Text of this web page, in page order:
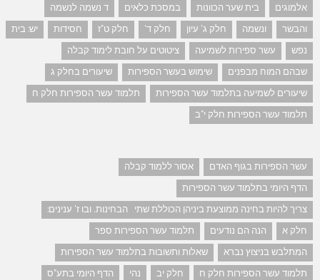
אלמוגים בית שער הכוונות במסכת כלאים
ד נשמה לנשמה
והבשר
ונשמה חלק ג' עיון חלק ד' חלק ט"ז חסידות
יש: בית
נפש
עשר ספירות לשמיעה
ציטוטים על חובת לימוד קבלה
שבהם המוח מבפנים
שימוש בעשר הספירות
שיעורים בחלק ג
שיעורים לשמיעה בתלמוד עשר הספירות
תלמוד עשר הספירות חלק ח
תלמוד עשר הספירות חלק י"ב
עשר הספירות בגוף האדם
אסור ללמוד קבלה
הדף היומי בתלמוד עשר הספירות
צריך להיות בחינה ממוצעת ביניהן הכוללת שתי הבחינות. ובו ז' ענינים:
חלק א
הנה הם נודעים
תלמוד עשר הספירות ספר
המתלבש בניצוץ נברא
שאלות ותשובות בתלמוד עשר הספירות
תלמוד עשר הספירות חלק ח
חלק יב נהי
הדף היומי בתע"ס